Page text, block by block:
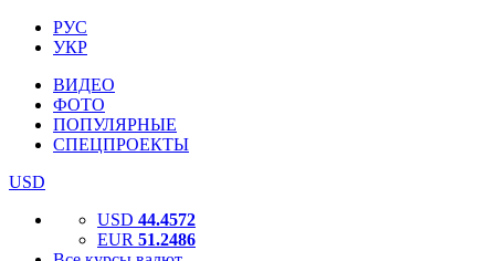
РУС
УКР
ВИДЕО
ФОТО
ПОПУЛЯРНЫЕ
СПЕЦПРОЕКТЫ
USD
USD 44.4572
EUR 51.2486